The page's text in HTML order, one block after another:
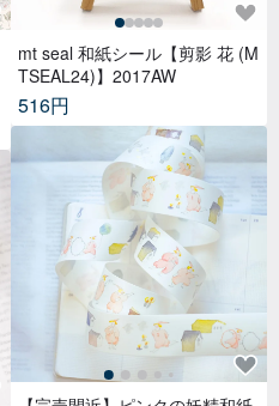
mt seal 和紙シール【剪影 花 (M
TSEAL24)】2017AW
516円